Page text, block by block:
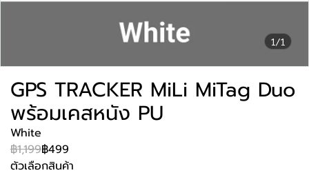
1/1
GPS TRACKER MiLi MiTag Duo
พร้อมเคสหนัง PU
White
฿1,199฿499
ตัวเลือกสินค้า